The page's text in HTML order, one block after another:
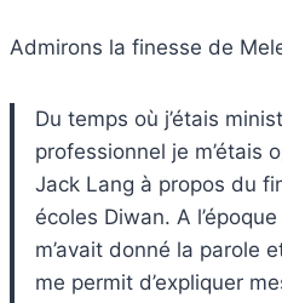
Admirons la finesse de
Du temps où j’étais
professionnel je m’étais
Jack Lang à propos du
écoles Diwan. A
m’avait donné la parole
me permit d’expliquer